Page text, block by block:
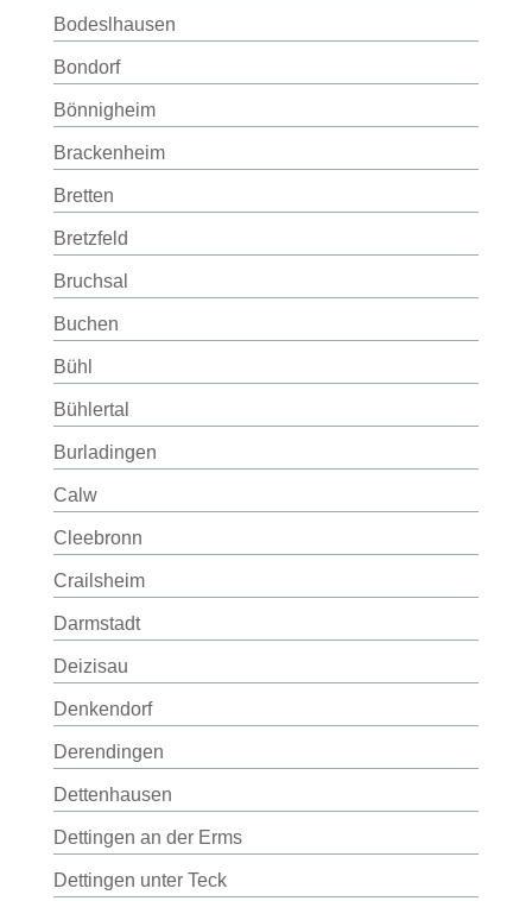
Bodeslhausen
Bondorf
Bönnigheim
Brackenheim
Bretten
Bretzfeld
Bruchsal
Buchen
Bühl
Bühlertal
Burladingen
Calw
Cleebronn
Crailsheim
Darmstadt
Deizisau
Denkendorf
Derendingen
Dettenhausen
Dettingen an der Erms
Dettingen unter Teck